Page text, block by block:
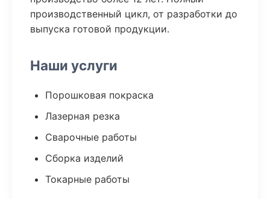
производственный цикл, от разработки до
выпуска готовой продукции.
Наши услуги
Порошковая покраска
Лазерная резка
Сварочные работы
Сборка изделий
Токарные работы